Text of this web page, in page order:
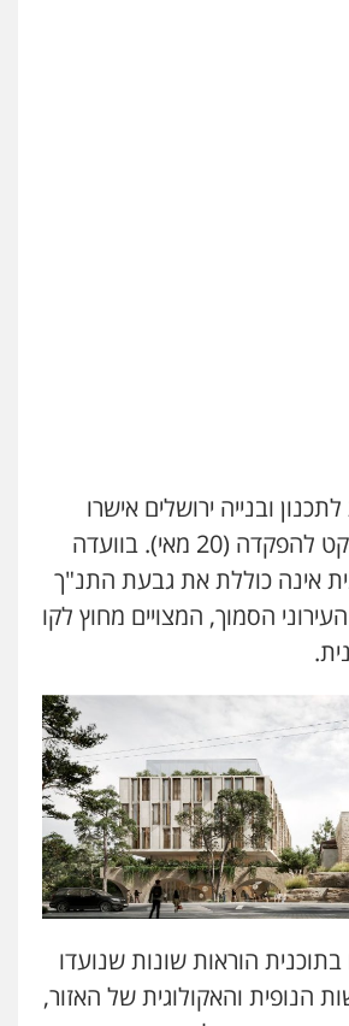
ובנייה ירושלים אישרו
הבוקר את הפרויקט להפקדה (20 מאי). בוועדה
אינה כוללת את גבעת התנ"ך
הסמוך, המצויים מחוץ לקו
הוראות שונות שנועדו
הנופית והאקולוגית של האזור,